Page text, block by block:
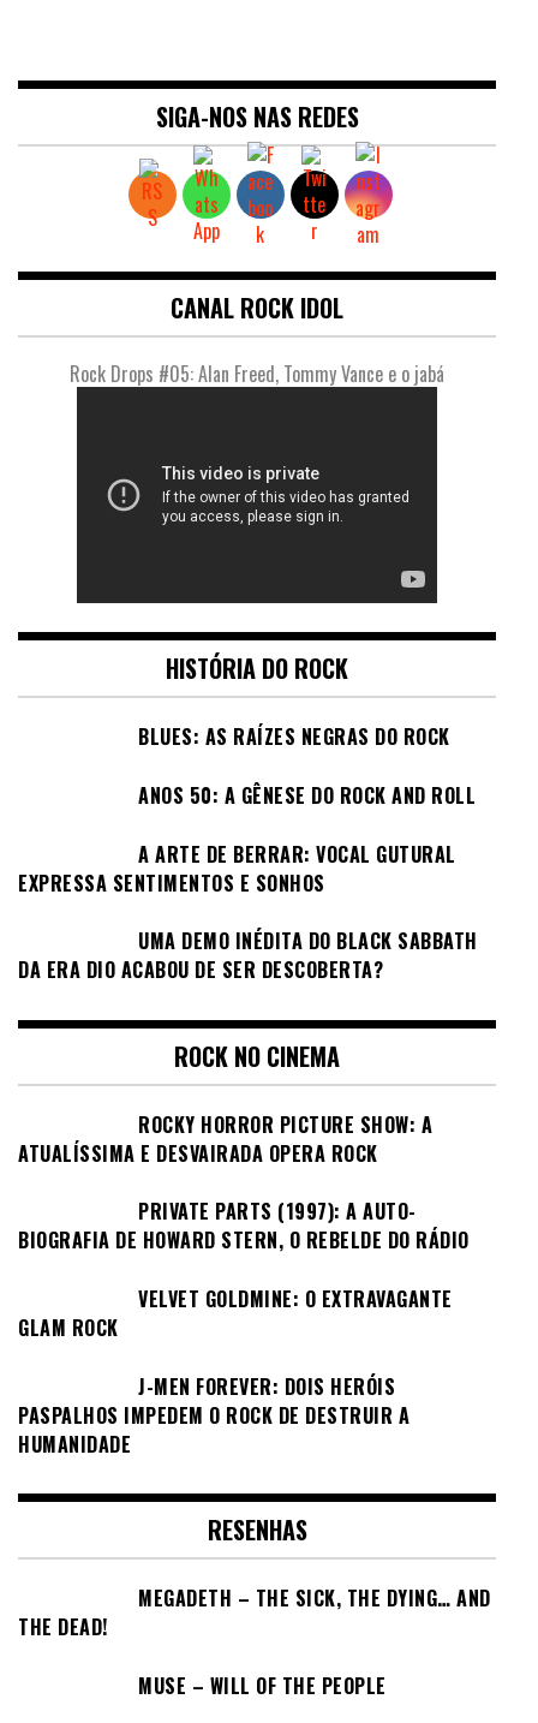
SIGA-NOS NAS REDES
CANAL ROCK IDOL
Rock Drops #05: Alan Freed, Tommy Vance e o jabá
HISTÓRIA DO ROCK
BLUES: AS RAÍZES NEGRAS DO ROCK
ANOS 50: A GÊNESE DO ROCK AND ROLL
A ARTE DE BERRAR: VOCAL GUTURAL
EXPRESSA SENTIMENTOS E SONHOS
UMA DEMO INÉDITA DO BLACK SABBATH
DA ERA DIO ACABOU DE SER DESCOBERTA?
ROCK NO CINEMA
ROCKY HORROR PICTURE SHOW: A
ATUALÍSSIMA E DESVAIRADA OPERA ROCK
PRIVATE PARTS (1997): A AUTO-
BIOGRAFIA DE HOWARD STERN, O REBELDE DO RÁDIO
VELVET GOLDMINE: O EXTRAVAGANTE
GLAM ROCK
J-MEN FOREVER: DOIS HERÓIS
PASPALHOS IMPEDEM O ROCK DE DESTRUIR A
HUMANIDADE
RESENHAS
MEGADETH – THE SICK, THE DYING… AND
THE DEAD!
MUSE – WILL OF THE PEOPLE